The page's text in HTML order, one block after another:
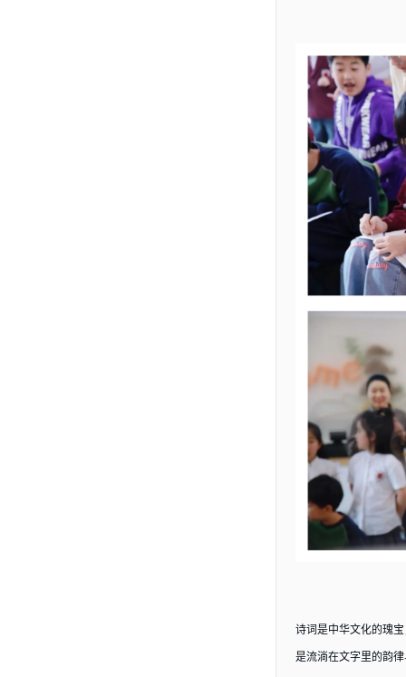
诗词是中华文化的瑰
是流淌在文字里的韵